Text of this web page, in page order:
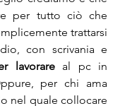
per tutto ciò che
trattarsi
con scrivania e
lavorare al pc in
nel quale collocare